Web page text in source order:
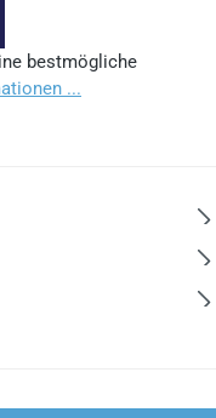
bestmögliche
...